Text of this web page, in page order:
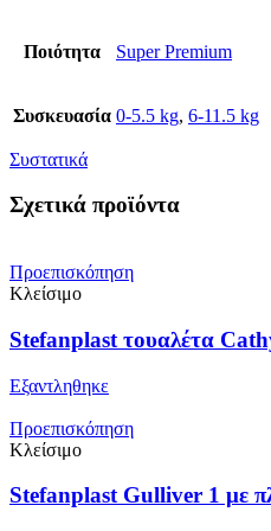
Ποιότητα Super Premium
Συσκευασία 0-5.5 kg, 6-11.5 kg
Συστατικά
Σχετικά προϊόντα
Προεπισκόπηση
Κλείσιμο
Stefanplast τουαλέτα
Εξαντληθηκε
Προεπισκόπηση
Κλείσιμο
Stefanplast Gulliver 1 με